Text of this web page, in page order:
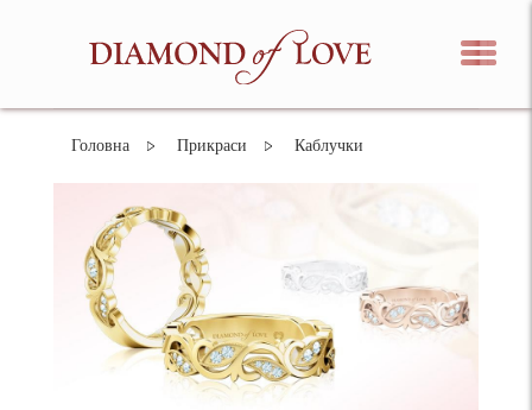
Головна Прикраси Каблучки